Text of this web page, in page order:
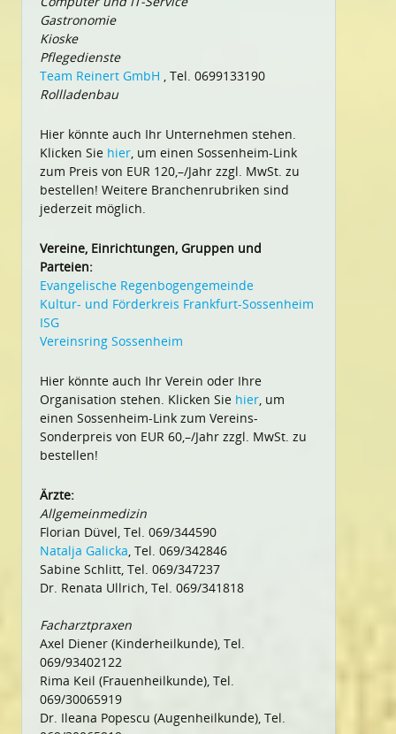
Gastronomie
Kioske
Pflegedienste
Team Reinert GmbH , Tel. 0699133190
Rollladenbau
Hier könnte auch Ihr Unternehmen stehen.
Klicken Sie hier, um einen Sossenheim-Link
zum Preis von EUR 120,–/Jahr zzgl. MwSt. zu
bestellen! Weitere Branchenrubriken sind
jederzeit möglich.
Vereine, Einrichtungen, Gruppen und
Parteien:
Evangelische Regenbogengemeinde
Kultur- und Förderkreis Frankfurt-Sossenheim
ISG
Vereinsring Sossenheim
Hier könnte auch Ihr Verein oder Ihre
Organisation stehen. Klicken Sie hier, um
einen Sossenheim-Link zum Vereins-
Sonderpreis von EUR 60,–/Jahr zzgl. MwSt. zu
bestellen!
Ärzte:
Allgemeinmedizin
Florian Düvel, Tel. 069/344590
Natalja Galicka, Tel. 069/342846
Sabine Schlitt, Tel. 069/347237
Dr. Renata Ullrich, Tel. 069/341818
Facharztpraxen
Axel Diener (Kinderheilkunde), Tel.
069/93402122
Rima Keil (Frauenheilkunde), Tel.
069/30065919
Dr. Ileana Popescu (Augenheilkunde), Tel.